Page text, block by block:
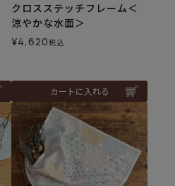
クロスステッチフレーム＜
涼やかな水面＞
¥4,620税込
カートに入れる